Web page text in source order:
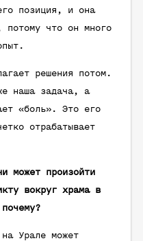
позиция, и она
потому что он много
решения потом.
наша задача, а
«боль». Это его
отрабатывает
может произойти
вокруг храма в
Урале может